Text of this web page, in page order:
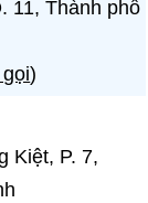
11, Thành phố
)
Kiệt, P. 7,